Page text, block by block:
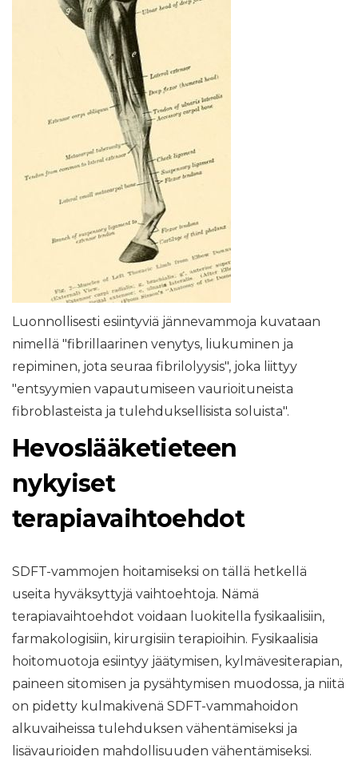
Luonnollisesti esiintyviä jännevammoja kuvataan
nimellä "fibrillaarinen venytys, liukuminen ja
repiminen, jota seuraa fibrilolyysis", joka liittyy
"entsyymien vapautumiseen vaurioituneista
fibroblasteista ja tulehduksellisista soluista".
Hevoslääketieteen
nykyiset
terapiavaihtoehdot
SDFT-vammojen hoitamiseksi on tällä hetkellä
useita hyväksyttyjä vaihtoehtoja. Nämä
terapiavaihtoehdot voidaan luokitella fysikaalisiin,
farmakologisiin, kirurgisiin terapioihin. Fysikaalisia
hoitomuotoja esiintyy jäätymisen, kylmävesiterapian,
paineen sitomisen ja pysähtymisen muodossa, ja niitä
on pidetty kulmakivenä SDFT-vammahoidon
alkuvaiheissa tulehduksen vähentämiseksi ja
lisävaurioiden mahdollisuuden vähentämiseksi.